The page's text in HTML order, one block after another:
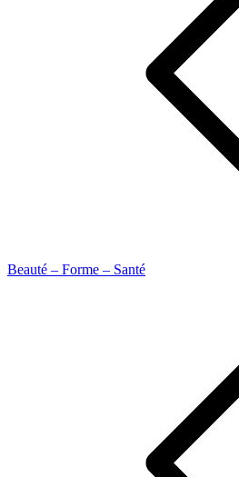
Beauté – Forme – Santé